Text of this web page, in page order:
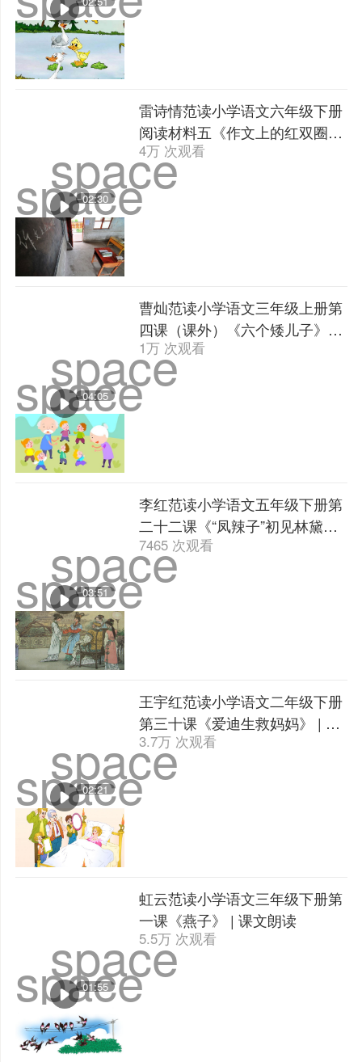
space
space
02:30
雷诗情范读小学语文六年级下册
阅读材料五《作文上的红双圈》
| 课文朗读
4万 次观看
space
space
04:05
曹灿范读小学语文三年级上册第
四课（课外）《六个矮儿子》 |
课文朗读
1万 次观看
space
space
03:51
李红范读小学语文五年级下册第
二十二课《“凤辣子”初见林黛
玉》 | 课文朗读
7465 次观看
space
space
02:21
王宇红范读小学语文二年级下册
第三十课《爱迪生救妈妈》 | 课
文朗读
3.7万 次观看
space
space
01:55
虹云范读小学语文三年级下册第
一课《燕子》 | 课文朗读
5.5万 次观看